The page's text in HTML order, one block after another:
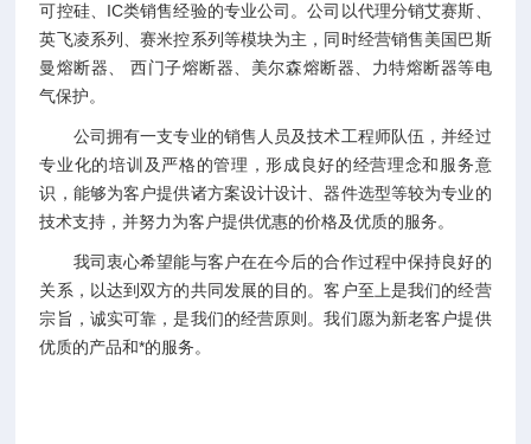
可控硅、IC类销售经验的专业公司。公司以代理分销艾赛斯、
英飞凌系列、赛米控系列等模块为主，同时经营销售美国巴斯
曼熔断器、 西门子熔断器、美尔森熔断器、力特熔断器等电
气保护。
公司拥有一支专业的销售人员及技术工程师队伍，并经过
专业化的培训及严格的管理，形成良好的经营理念和服务意
识，能够为客户提供诸方案设计设计、器件选型等较为专业的
技术支持，并努力为客户提供优惠的价格及优质的服务。
我司衷心希望能与客户在在今后的合作过程中保持良好的
关系，以达到双方的共同发展的目的。客户至上是我们的经营
宗旨，诚实可靠，是我们的经营原则。我们愿为新老客户提供
优质的产品和*的服务。